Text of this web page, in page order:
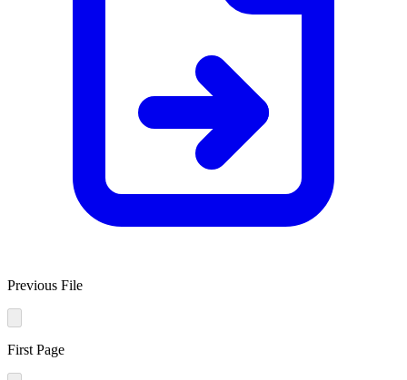
Previous File
First Page